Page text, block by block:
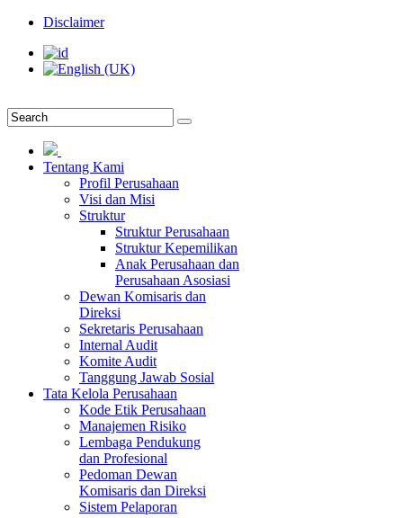
Disclaimer
Tentang Kami
Profil Perusahaan
Visi dan Misi
Struktur
Struktur Perusahaan
Struktur Kepemilikan
Anak Perusahaan dan
Perusahaan Asosiasi
Dewan Komisaris dan
Direksi
Sekretaris Perusahaan
Internal Audit
Komite Audit
Tanggung Jawab Sosial
Tata Kelola Perusahaan
Kode Etik Perusahaan
Manajemen Risiko
Lembaga Pendukung
dan Profesional
Pedoman Dewan
Komisaris dan Direksi
Sistem Pelaporan